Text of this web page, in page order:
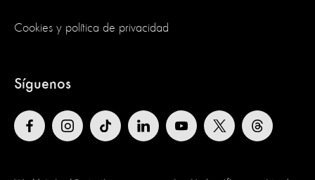
Cookies y política de privacidad
Síguenos